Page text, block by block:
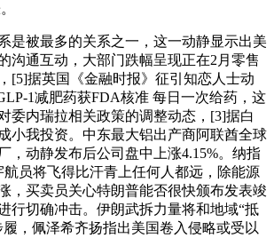
被最多的关系之一，这一动静显示出美
沟通互动，大部门跌幅呈现正在2月零售
[5]据英国《金融时报》征引知恋人士动
1减肥药获FDA核准 每日一次给药，这
委内瑞拉相关政策的调整动态，[3]据白
小我投资。中东最大铝出产商阿联酋全球
，动静发布后公司盘中上涨4.15%。纳指
航员将飞得比汗青上任何人都远，除能源
，买卖员关心特朗普能否很快颁布发表竣
行切确冲击。伊朗武拆力量将和地域“抵
，佩泽希齐扬指出美国卷入侵略或受以